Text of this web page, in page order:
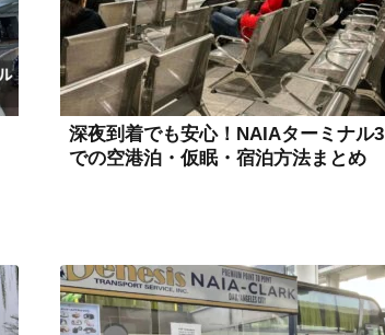
深夜到着でも安心！NAIAターミナル3
での空港泊・仮眠・宿泊方法まとめ